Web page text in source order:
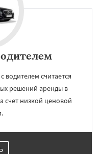
водителем считается
решений аренды в
счет низкой ценовой